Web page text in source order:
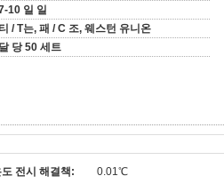
10 일 일
/ T는, 패 / C 조, 웨스턴 유니온
당 50 세트
전시 해결책: 0.01℃